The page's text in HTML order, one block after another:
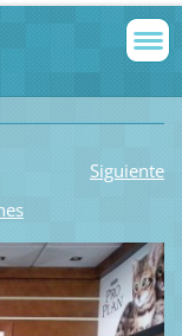
Siguiente